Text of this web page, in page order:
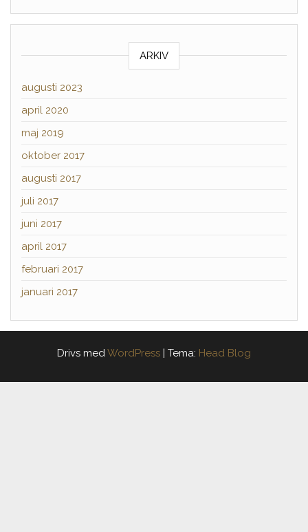
ARKIV
augusti 2023
april 2020
maj 2019
oktober 2017
augusti 2017
juli 2017
juni 2017
april 2017
februari 2017
januari 2017
Drivs medWordPress | Tema: Head Blog